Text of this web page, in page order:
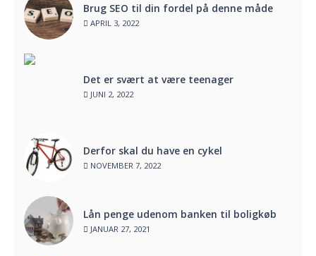
Brug SEO til din fordel på denne måde
APRIL 3, 2022
Det er svært at være teenager
JUNI 2, 2022
Derfor skal du have en cykel
NOVEMBER 7, 2022
Lån penge udenom banken til boligkøb
JANUAR 27, 2021